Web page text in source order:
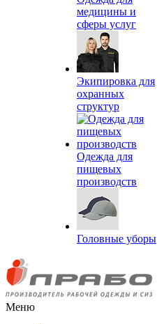
медицины и
сферы услуг
Экипировка для
охранных
структур
Одежда для
пищевых
производств
Головные уборы
Меню